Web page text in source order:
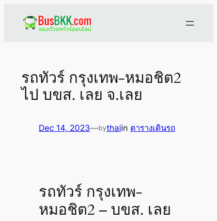
รถทัวร์ กรุงเทพ-หมอชิต2
ไป บขส. เลย จ.เลย
Dec 14, 2023—bythaiin ตารางเดินรถ
รถทัวร์ กรุงเทพ-
หมอชิต2 – บขส. เลย